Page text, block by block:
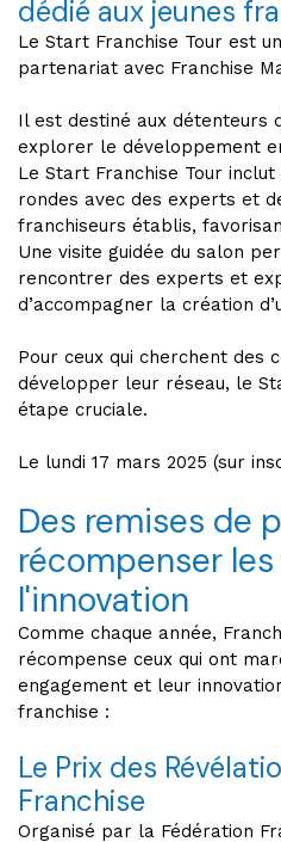
dédié aux jeunes
Le Start Franchise Tour est
partenariat avec Franchise
Il est destiné aux détenteurs
explorer le développement
Le Start Franchise Tour
rondes avec des experts et
franchiseurs établis,
Une visite guidée du salon
rencontrer des experts et
d’accompagner la création
Pour ceux qui cherchent des
développer leur réseau, le
étape cruciale.
Le lundi 17 mars 2025 (sur
Des remises de
récompenser
l'innovation
Comme chaque année,
récompense ceux qui ont
engagement et leur
franchise :
Le Prix des
Franchise
Organisé par la Fédération